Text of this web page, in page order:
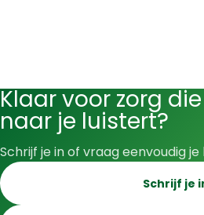
Klaar voor zorg die
naar je luistert?
Schrijf je in of vraag eenvoudig
Schrijf je